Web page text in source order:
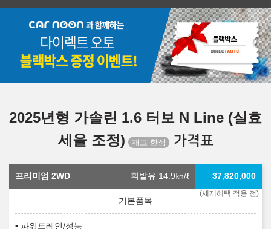
2025년형 가솔린 1.6 터보 N Line (실효
세율 조정)
가격표
프리미엄 2WD 휘발유 14.9㎞/ℓ
(세제혜택 적용 전)
37,820,000
파워트레인/성능